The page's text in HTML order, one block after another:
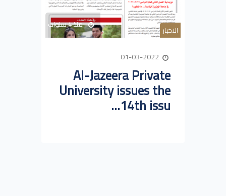
الاخبار منذ 4 سنوات
Al-Jazeera Private
University issues the
14th issu...